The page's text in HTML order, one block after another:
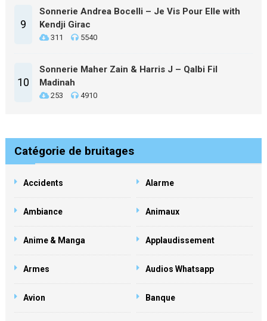
9
Sonnerie Andrea Bocelli – Je Vis Pour Elle with
Kendji Girac
311 5540
10
Sonnerie Maher Zain & Harris J – Qalbi Fil
Madinah
253 4910
Catégorie de bruitages
Accidents Alarme
Ambiance Animaux
Anime & Manga Applaudissement
Armes Audios Whatsapp
Avion Banque